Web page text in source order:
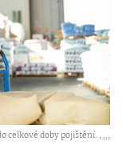
celkové doby pojištění. ,...